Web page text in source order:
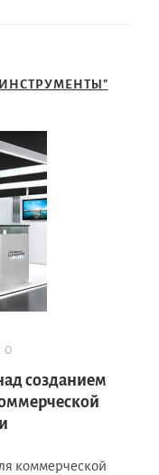
0
созданием
коммерческой